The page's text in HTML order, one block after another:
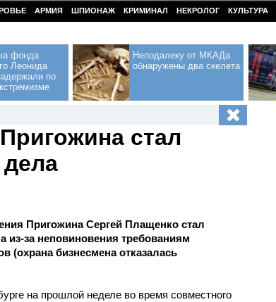
АРМИЯ ШПИОНАЖ КРИМИНАЛ НЕКРОЛОГ КУЛЬТУРА
фонда
Леонида
по
Неподалеку от МКАДа
обнаружены два скелета
стал
Пригожина Сергей Плащенко стал
из-за неповиновения требованиям
(охрана бизнесмена отказалась
на прошлой неделе во время совместного